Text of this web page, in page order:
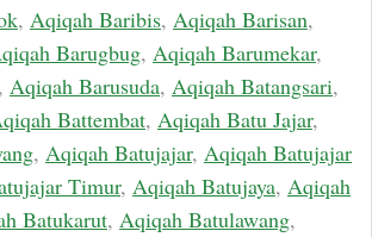
, Aqiqah Baribis, Aqiqah Barisan,
Barugbug, Aqiqah Barumekar,
, Aqiqah Barusuda, Aqiqah Batangsari,
Battembat, Aqiqah Batu Jajar,
, Aqiqah Batujajar, Aqiqah Batujajar
Timur, Aqiqah Batujaya, Aqiqah
Batukarut, Aqiqah Batulawang,